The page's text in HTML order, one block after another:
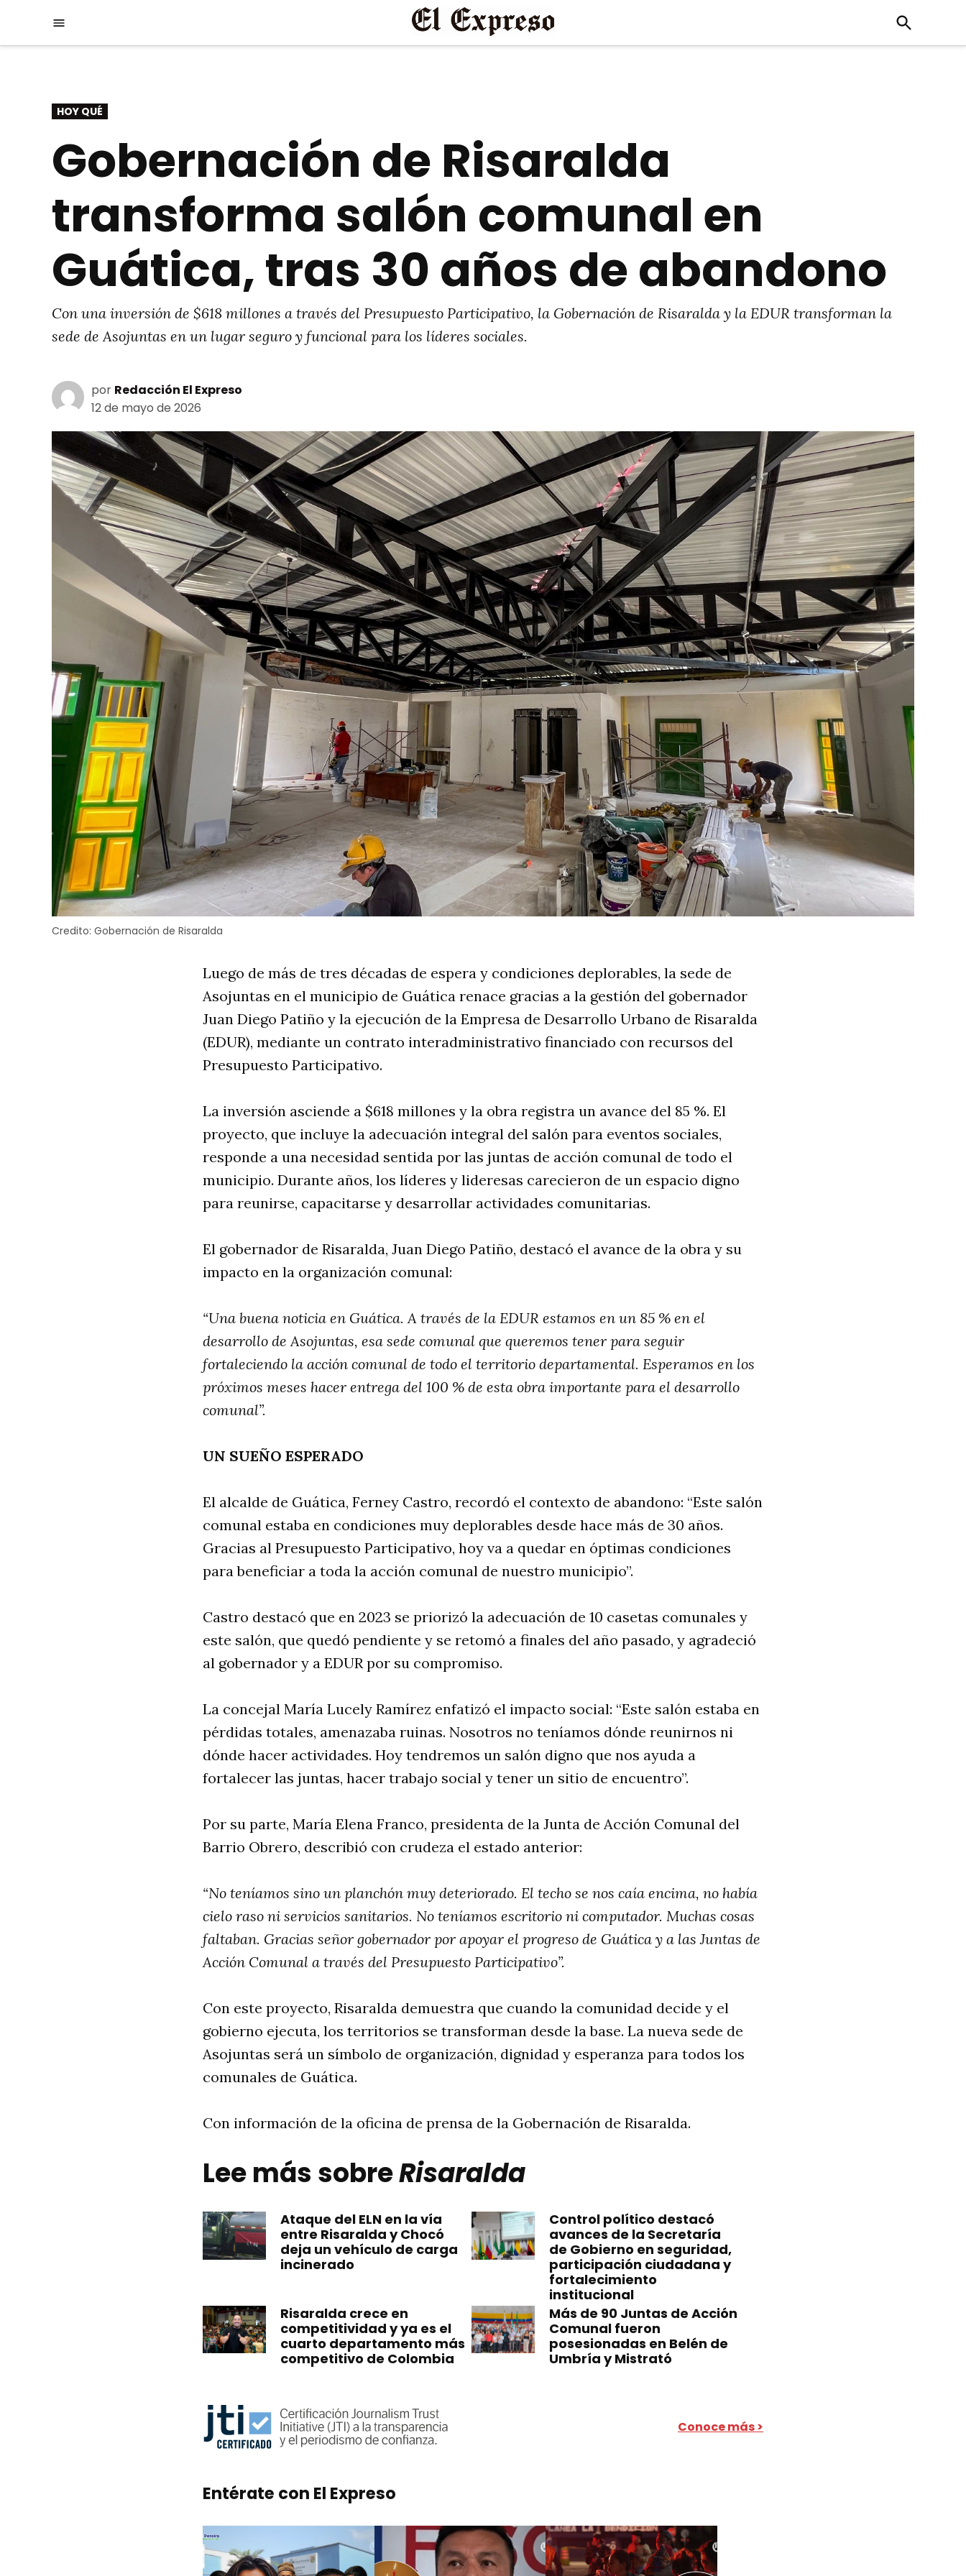
Menú
Open
Search
PUBLICADO
EN
HOY QUÉ
Gobernación de Risaralda
transforma salón comunal en
Guática, tras 30 años de abandono
Con una inversión de $618 millones a través del Presupuesto Participativo, la Gobernación de Risaralda y la EDUR transforman la
sede de Asojuntas en un lugar seguro y funcional para los líderes sociales.
por Redacción El Expreso
12 de mayo de 2026
Credito: Gobernación de Risaralda
Luego de más de tres décadas de espera y condiciones deplorables, la sede de
Asojuntas en el municipio de Guática renace gracias a la gestión del gobernador
Juan Diego Patiño y la ejecución de la Empresa de Desarrollo Urbano de Risaralda
(EDUR), mediante un contrato interadministrativo financiado con recursos del
Presupuesto Participativo.
La inversión asciende a $618 millones y la obra registra un avance del 85 %. El
proyecto, que incluye la adecuación integral del salón para eventos sociales,
responde a una necesidad sentida por las juntas de acción comunal de todo el
municipio. Durante años, los líderes y lideresas carecieron de un espacio digno
para reunirse, capacitarse y desarrollar actividades comunitarias.
El gobernador de Risaralda, Juan Diego Patiño, destacó el avance de la obra y su
impacto en la organización comunal:
“Una buena noticia en Guática. A través de la EDUR estamos en un 85 % en el
desarrollo de Asojuntas, esa sede comunal que queremos tener para seguir
fortaleciendo la acción comunal de todo el territorio departamental. Esperamos en los
próximos meses hacer entrega del 100 % de esta obra importante para el desarrollo
comunal”.
UN SUEÑO ESPERADO
El alcalde de Guática, Ferney Castro, recordó el contexto de abandono: “Este salón
comunal estaba en condiciones muy deplorables desde hace más de 30 años.
Gracias al Presupuesto Participativo, hoy va a quedar en óptimas condiciones
para beneficiar a toda la acción comunal de nuestro municipio”.
Castro destacó que en 2023 se priorizó la adecuación de 10 casetas comunales y
este salón, que quedó pendiente y se retomó a finales del año pasado, y agradeció
al gobernador y a EDUR por su compromiso.
La concejal María Lucely Ramírez enfatizó el impacto social: “Este salón estaba en
pérdidas totales, amenazaba ruinas. Nosotros no teníamos dónde reunirnos ni
dónde hacer actividades. Hoy tendremos un salón digno que nos ayuda a
fortalecer las juntas, hacer trabajo social y tener un sitio de encuentro”.
Por su parte, María Elena Franco, presidenta de la Junta de Acción Comunal del
Barrio Obrero, describió con crudeza el estado anterior:
“No teníamos sino un planchón muy deteriorado. El techo se nos caía encima, no había
cielo raso ni servicios sanitarios. No teníamos escritorio ni computador. Muchas cosas
faltaban. Gracias señor gobernador por apoyar el progreso de Guática y a las Juntas de
Acción Comunal a través del Presupuesto Participativo”.
Con este proyecto, Risaralda demuestra que cuando la comunidad decide y el
gobierno ejecuta, los territorios se transforman desde la base. La nueva sede de
Asojuntas será un símbolo de organización, dignidad y esperanza para todos los
comunales de Guática.
Con información de la oficina de prensa de la Gobernación de Risaralda.
Lee más sobreRisaralda
Ataque del ELN en la vía
entre Risaralda y Chocó
deja un vehículo de carga
incinerado
Control político destacó
avances de la Secretaría
de Gobierno en seguridad,
participación ciudadana y
fortalecimiento
institucional
Risaralda crece en
competitividad y ya es el
cuarto departamento más
competitivo de Colombia
Más de 90 Juntas de Acción
Comunal fueron
posesionadas en Belén de
Umbría y Mistrató
Conoce más >
Entérate con El Expreso